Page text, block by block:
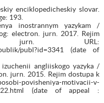
enciklopedicheskiy slovar.
193.
inostrannym yazykam /
electron. jurn. 2017. Rejim
URL:
publik/publ?id=3341 (date of
angliiskogo yazyka /
jurn. 2015. Rejim dostupa k
povisheniya-motivacii-v-
(date of appeal :